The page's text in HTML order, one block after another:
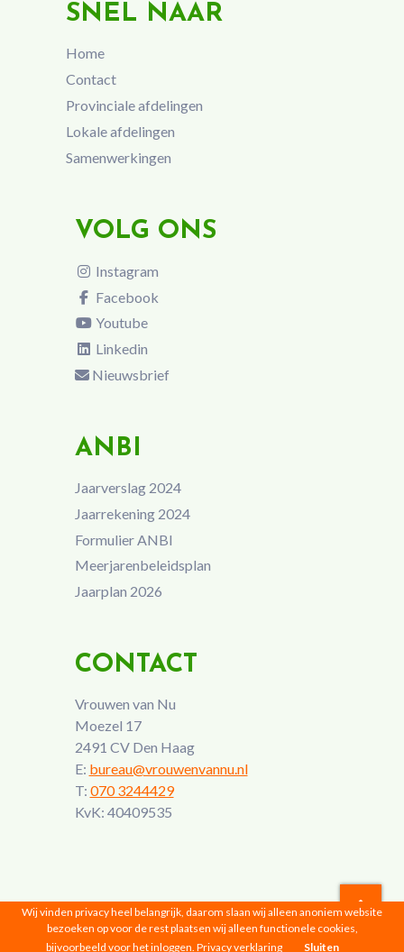
SNEL NAAR
Home
Contact
Provinciale afdelingen
Lokale afdelingen
Samenwerkingen
VOLG ONS
Instagram
Facebook
Youtube
Linkedin
Nieuwsbrief
ANBI
Jaarverslag 2024
Jaarrekening 2024
Formulier ANBI
Meerjarenbeleidsplan
Jaarplan 2026
CONTACT
Vrouwen van Nu
Moezel 17
2491 CV Den Haag
E: bureau@vrouwenvannu.nl
T: 070 3244429
KvK: 40409535
Vrouwen van Nu © 2026 |Privacyverklaring
Wij vinden privacy heel belangrijk, daarom slaan wij alleen anoniem website
bezoeken op voor de rest plaatsen wij alleen functionele cookies,
bijvoorbeeld voor het inloggen. Privacy verklaring Sluiten